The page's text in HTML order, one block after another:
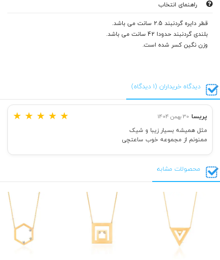
راهنمای انتخاب
قطر دایره گردنبند 2.5 سانت می باشد.
بلندی گردنبند حدودا 42 سانت می باشد.
وزن نگین کسر شده است.
دیدگاه خریداران (1 دیدگاه)
پریسا 30 بهمن 1404 ★ ★ ★ ★ ★
مثل همیشه بسیار زیبا و شیک
ممنونم از مجموعه خوب ساعتچی
محصولات مشابه